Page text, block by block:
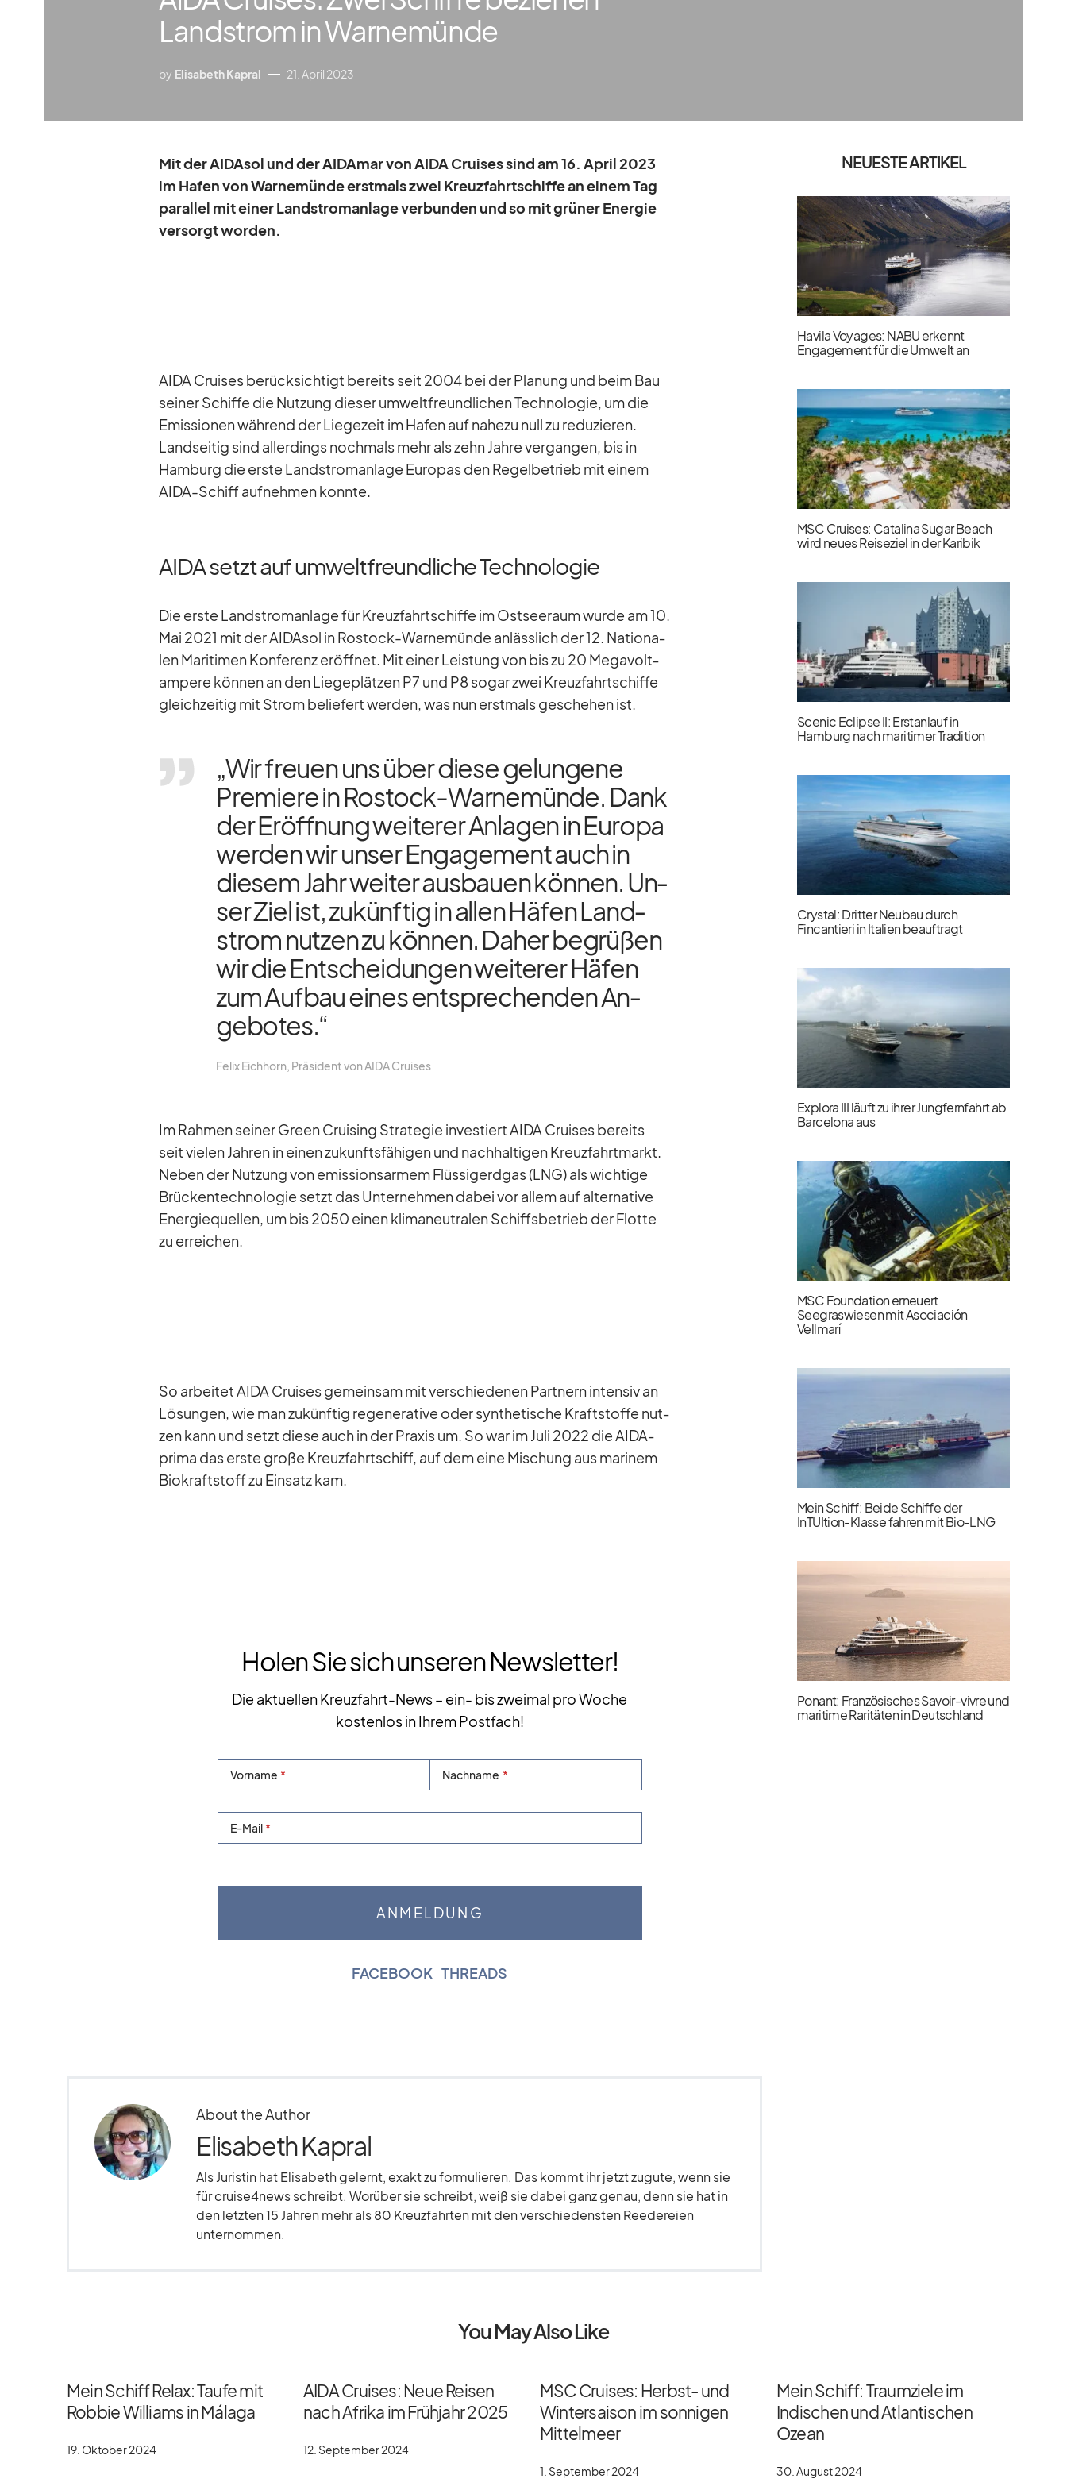
Landstrom in Warnemünde
by Elisabeth Kapral 21. April 2023
Mit der AI­DA­sol und der AI­DA­mar von AIDA Crui­ses sindam 16. April 2023
im Ha­fen von War­ne­münde erst­mals zwei Kreuz­fahrt­schiffe an ei­nem Tag
par­al­lel mit ei­ner Land­strom­an­lage ver­bun­den und so mit grü­ner En­er­gie
ver­sorgt wor­den.
AIDA Crui­ses be­rück­sich­tigt be­reits seit 2004 bei der Pla­nung und beim Bau
sei­ner Schiffe die Nut­zung die­ser um­welt­freund­li­chen Tech­no­lo­gie, um die
Emis­sio­nen wäh­rend der Lie­ge­zeit im Ha­fen auf na­hezu null zu re­du­zie­ren.
Land­sei­tig sind al­ler­dings noch­mals mehr als zehn Jahre ver­gan­gen, bis in
Ham­burg die erste Land­strom­an­lage Eu­ro­pas den Re­gel­be­trieb mit ei­nem
AIDA-Schiff auf­neh­men konnte.
AIDA setzt auf umweltfreundliche Technologie
Die erste Land­strom­an­lage für Kreuz­fahrt­schiffe im Ost­see­raum wurde am 10.
Mai 2021 mit der AI­DA­sol in Ros­tock-War­ne­münde an­läss­lich der 12. Na­tio­na­
len Ma­ri­ti­men Kon­fe­renz er­öff­net. Mit ei­ner Leis­tung von bis zu 20 Me­ga­volt­
am­pere kön­nen an den Lie­ge­plät­zen P7 und P8 so­gar zwei Kreuz­fahrt­schiffe
gleich­zei­tig mit Strom be­lie­fert wer­den, was nun erst­mals ge­sche­hen ist.
„Wir freuen uns über diese ge­lun­gene
Pre­miere in Ros­tock-War­ne­münde. Dank
der Er­öff­nung wei­te­rer An­la­gen in Eu­ropa
wer­den wir un­ser En­ga­ge­ment auch in
die­sem Jahr wei­ter aus­bauen kön­nen. Un­
ser Ziel ist, zu­künf­tig in al­len Hä­fen Land­
strom nut­zen zu kön­nen. Da­her be­grü­ßen
wir die Ent­schei­dun­gen wei­te­rer Hä­fen
zum Auf­bau ei­nes ent­spre­chen­den An­
ge­bo­tes.“
Fe­lix Eich­horn, Prä­si­dent von AIDA Crui­ses
Im Rah­men sei­ner Green Crui­sing Stra­te­gie in­ves­tiert AIDA Crui­ses be­reits
seit vie­len Jah­ren in ei­nen zu­kunfts­fä­hi­gen und nach­hal­ti­gen Kreuz­fahrt­markt.
Ne­ben der Nut­zung von emis­si­ons­ar­mem Flüs­sig­erd­gas (LNG) als wich­tige
Brü­cken­tech­no­lo­gie setzt das Un­ter­neh­men da­bei vor al­lem auf al­ter­na­tive
En­er­gie­quel­len, um bis 2050 ei­nen kli­ma­neu­tra­len Schiffs­be­trieb der Flotte
zu er­rei­chen.
So ar­bei­tet AIDA Crui­ses ge­mein­sam mit ver­schie­de­nen Part­nern in­ten­siv an
Lö­sun­gen, wie man zu­künf­tig re­ge­ne­ra­tive oder syn­the­ti­sche Kraft­stoffe nut­
zen kann und setzt diese auch in der Pra­xis um. So war im Juli 2022 die AID­A­
prima das erste große Kreuz­fahrt­schiff, auf dem eine Mi­schung aus ma­ri­nem
Bio­kraft­stoff zu Ein­satz kam.
Holen Sie sich unseren Newsletter!
Die aktuellen Kreuzfahrt-News – ein- bis zweimal pro Woche
kostenlos in Ihrem Postfach!
Vorname Nachname
E-Mail
FACEBOOK |THREADS
About the Author
Elisabeth Kapral
Als Juristin hat Elisabeth gelernt, exakt zu formulieren. Das kommt ihr jetzt zugute, wenn sie
für cruise4news schreibt. Worüber sie schreibt, weiß sie dabei ganz genau, denn sie hat in
den letzten 15 Jahren mehr als 80 Kreuzfahrten mit den verschiedensten Reedereien
unternommen.
NEUESTE ARTIKEL
Havila Voyages: NABU erkennt
Engagement für die Umwelt an
MSC Cruises: Catalina Sugar Beach
wird neues Reiseziel in der Karibik
Scenic Eclipse II: Erstanlauf in
Hamburg nach maritimer Tradition
Crystal: Dritter Neubau durch
Fincantieri in Italien beauftragt
Explora III läuft zu ihrer Jungfernfahrt ab
Barcelona aus
MSC Foundation erneuert
Seegraswiesen mit Asociación
Vellmarí
Mein Schiff: Beide Schiffe der
InTUItion-Klasse fahren mit Bio-LNG
Ponant: Französisches Savoir-vivre und
maritime Raritäten in Deutschland
You May Also Like
Mein Schiff Relax: Taufe mit
Robbie Williams in Málaga
19. Oktober 2024
AIDA Cruises: Neue Reisen
nach Afrika im Frühjahr 2025
12. September 2024
MSC Cruises: Herbst- und
Wintersaison im sonnigen
Mittelmeer
1. September 2024
Mein Schiff: Traumziele im
Indischen und Atlantischen
Ozean
30. August 2024